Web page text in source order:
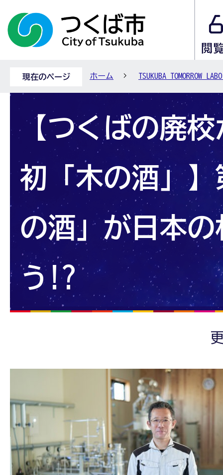
現在のページ ホーム TSUKUBA TOMORROW
【つくばの廃校
初「木の酒」】
の酒」が日本
う!?